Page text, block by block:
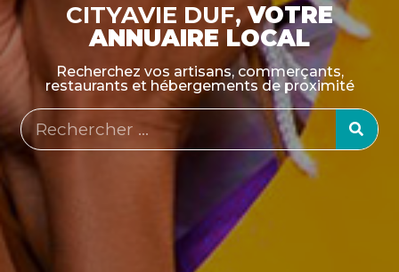
CITYAVIE DUF,VOTRE
ANNUAIRE LOCAL
Recherchez vos artisans, commerçants,
restaurants et hébergements de proximité